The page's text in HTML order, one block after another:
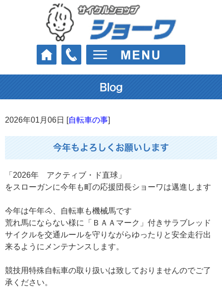
Blog
2026年01月06日 [自転車の事]
今年もよろしくお願いします
「2026年 アクティブ・ド直球」
をスローガンに今年も町の応援団長ショーワは邁進します
今年は午年🐴、自転車も機械馬です
荒れ馬にならない様に「ＢＡＡマーク」付きサラブレッド
サイクルを交通ルールを守りながらゆったりと安全走行出
来るようにメンテナンスします。
競技用特殊自転車の取り扱いは致しておりませんのでご了
承ください。